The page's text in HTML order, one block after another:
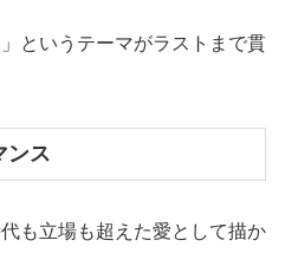
というテーマがラストまで貫
ンス
も立場も超えた愛として描か